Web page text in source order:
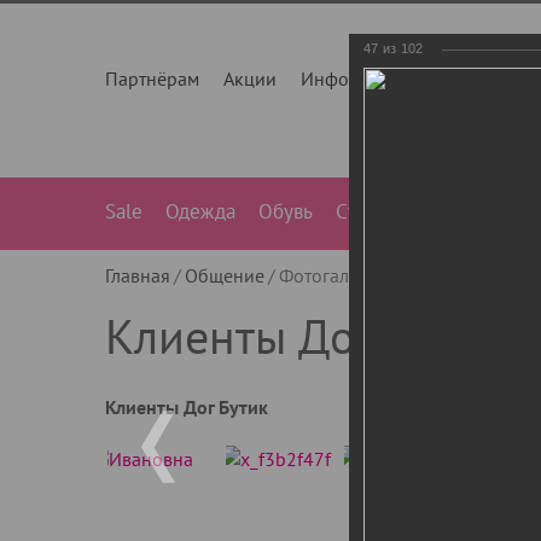
Партнёрам Акции Инфо О нас
Sale Одежда Обувь Сумки
Главная Общение Фотогалерея
Клиенты Дог Бутик
Клиенты Дог Бутик
47 из 102